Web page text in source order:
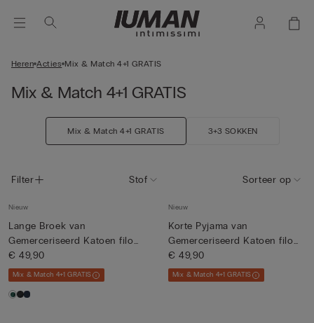
Heren Acties Mix & Match 4+1 GRATIS
Mix & Match 4+1 GRATIS
Mix & Match 4+1 GRATIS 3+3 SOKKEN
Filter Stof Sorteer op
Nieuw
Lange Broek van
Gemerceriseerd Katoen filo
Premium
€ 49,90
Mix & Match 4+1 GRATIS
Nieuw
Korte Pyjama van
Gemerceriseerd Katoen filo
Premiu...
€ 49,90
Mix & Match 4+1 GRATIS